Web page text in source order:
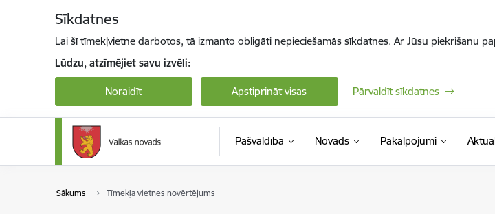
Sīkdatnes
Lai šī tīmekļvietne darbotos, tā izmanto obligāti nepieciešamās sīkdatnes. Ar Jūsu piekrišanu
Lūdzu, atzīmējiet savu izvēli:
Noraidīt Apstiprināt visas Pārvaldīt sīkdatnes
Pašvaldība Novads Pakalpojumi
Sākums Tīmekļa vietnes novērtējums